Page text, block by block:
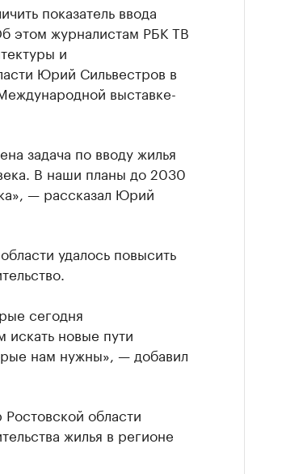
показатель ввода
этом журналистам РБК ТВ
и
Юрий Сильвестров в
выставке-
задача по вводу жилья
В наши планы до 2030
— рассказал Юрий
удалось повысить
сегодня
новые пути
нам нужны», — добавил
области
жилья в регионе